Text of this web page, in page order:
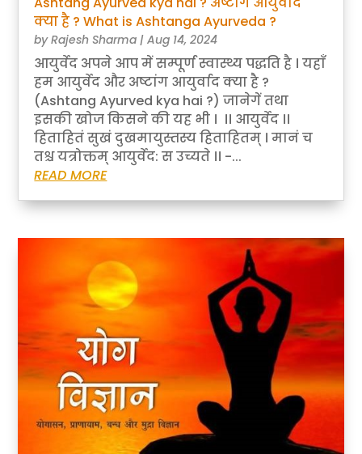
क्या है ? What is Ashtanga Ayurveda ?
byRajesh Sharma |Aug 14, 2024
आयुर्वेद अपने आप में सम्पूर्ण स्वास्थ्य पद्धति है । यहाँ
हम आयुर्वेद और अष्टांग आयुर्वाद क्या है ?
(Ashtang Ayurved kya hai ?) जानेगें तथा
इसकी खोज किसने की यह भी । ।। आयुर्वेद ।।
हिताहितं सुखं दुखमायुस्तस्य हिताहितम् । मानं च
तश्च यत्रोक्तम् आयुर्वेद: स उच्यते ।। -...
READ MORE